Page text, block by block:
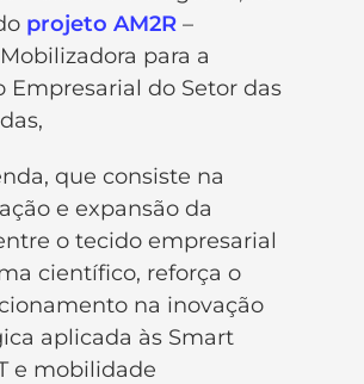
projeto AM2R –
para a
Empresarial do Setor das
que consiste na
e expansão da
o tecido empresarial
científico, reforça o
na inovação
aplicada às Smart
e mobilidade